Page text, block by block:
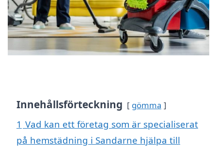
Innehållsförteckning gömma
1 Vad kan ett företag som är specialiserat
på hemstädning i Sandarne hjälpa till